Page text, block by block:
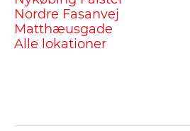
Nordre Fasanvej
Matthæusgade
Alle lokationer